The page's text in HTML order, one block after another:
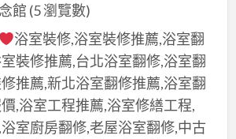
館 (5 瀏覽數)
浴室裝修,浴室裝修推薦,浴室翻
裝修推薦,台北浴室翻修,浴室翻
推薦,新北浴室翻修推薦,浴室翻
,浴室工程推薦,浴室修繕工程,
室廚房翻修,老屋浴室翻修,中古